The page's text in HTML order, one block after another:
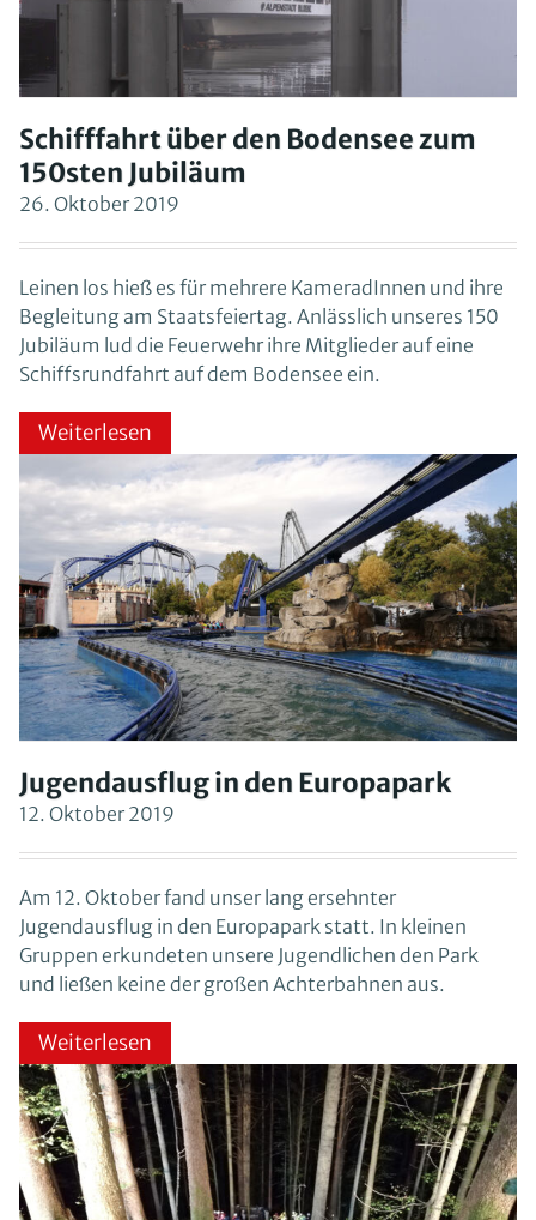
Schifffahrt über den Bodensee zum
150sten Jubiläum
26. Oktober 2019
Leinen los hieß es für mehrere KameradInnen und ihre
Begleitung am Staatsfeiertag. Anlässlich unseres 150
Jubiläum lud die Feuerwehr ihre Mitglieder auf eine
Schiffsrundfahrt auf dem Bodensee ein.
Weiterlesen
Jugendausflug in den Europapark
12. Oktober 2019
Am 12. Oktober fand unser lang ersehnter
Jugendausflug in den Europapark statt. In kleinen
Gruppen erkundeten unsere Jugendlichen den Park
und ließen keine der großen Achterbahnen aus.
Weiterlesen